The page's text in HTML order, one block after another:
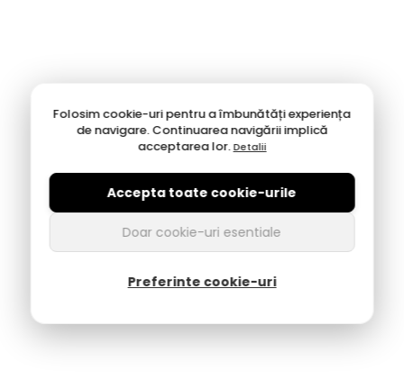
Folosim cookie-uri pentru a îmbunătăți experiența
de navigare. Continuarea navigării implică
acceptarea lor.Detalii
Accepta toate cookie-urile
Doar cookie-uri esentiale
Preferinte cookie-uri